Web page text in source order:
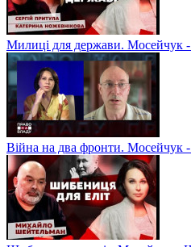
Милиці для держави. Мосейчук
Війна на два фронти. Мосейчук